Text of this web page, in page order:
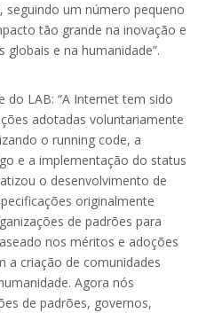
seguindo um número pequeno
tão grande na inovação e
e na humanidade”.
do LAB: “A Internet tem sido
adotadas voluntariamente
o running code, a
e a implementação do status
o desenvolvimento de
originalmente
de padrões para
nos méritos e adoções
a criação de comunidades
Agora nós
de padrões, governos,